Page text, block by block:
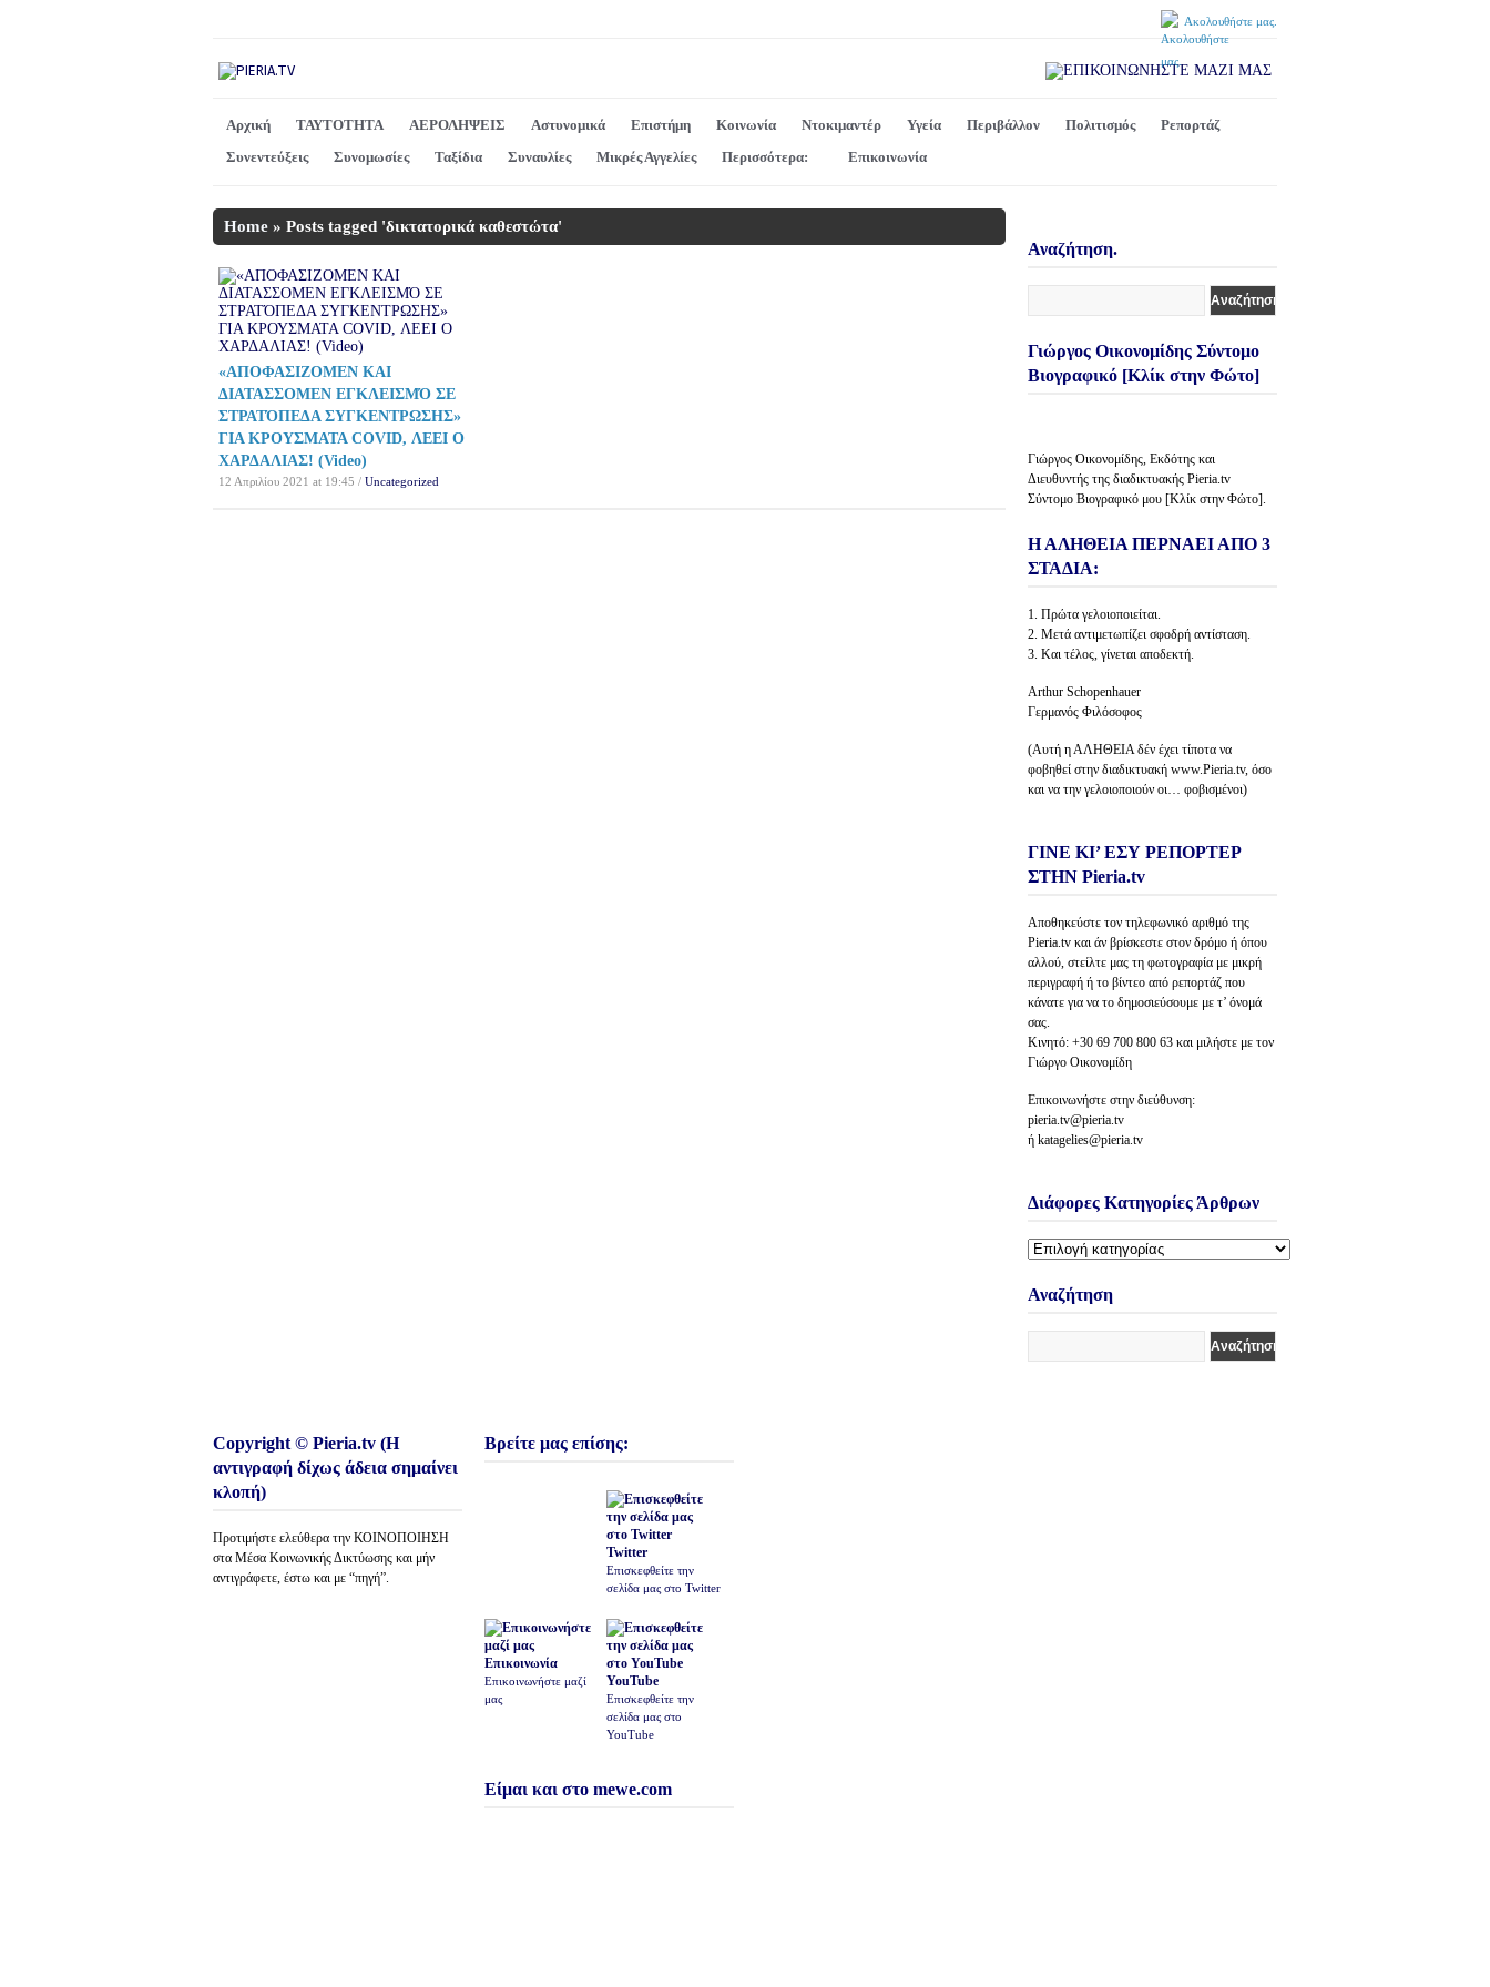
Ακολουθήστε μας.
Αρχική ΤΑΥΤΟΤΗΤΑ ΑΕΡΟΛΗΨΕΙΣ Αστυνομικά Επιστήμη Κοινωνία Ντοκιμαντέρ Υγεία Περιβάλλον Πολιτισμός
Ρεπορτάζ
Συνεντεύξεις
Συνομωσίες Ταξίδια Συναυλίες Μικρές Αγγελίες Περισσότερα: Επικοινωνία
Home » Posts tagged 'δικτατορικά καθεστώτα'
«ΑΠΟΦΑΣΙΖΟΜΕΝ ΚΑΙ
ΔΙΑΤΑΣΣΟΜΕΝ ΕΓΚΛΕΙΣΜΌ ΣΕ
ΣΤΡΑΤΌΠΕΔΑ ΣΥΓΚΕΝΤΡΩΣΗΣ»
ΓΙΑ ΚΡΟΥΣΜΑΤΑ COVID, ΛΕΕΙ Ο
ΧΑΡΔΑΛΙΑΣ! (Video)
12 Απριλίου 2021 at 19:45 / Uncategorized
Αναζήτηση.
Γιώργος Οικονομίδης Σύντομο
Βιογραφικό [Κλίκ στην Φώτο]
Γιώργος Οικονομίδης, Εκδότης και
Διευθυντής της διαδικτυακής Pieria.tv
Σύντομο Βιογραφικό μου [Κλίκ στην Φώτο].
Η ΑΛΗΘΕΙΑ ΠΕΡΝΑΕΙ ΑΠΟ 3
ΣΤΑΔΙΑ:
1. Πρώτα γελοιοποιείται.
2. Μετά αντιμετωπίζει σφοδρή αντίσταση.
3. Και τέλος, γίνεται αποδεκτή.
Arthur Schopenhauer
Γερμανός Φιλόσοφος
(Αυτή η ΑΛΗΘΕΙΑ δέν έχει τίποτα να
φοβηθεί στην διαδικτυακή www.Pieria.tv, όσο
και να την γελοιοποιούν οι… φοβισμένοι)
ΓΙΝΕ ΚΙ’ ΕΣΥ ΡΕΠΟΡΤΕΡ
ΣΤΗΝ Pieria.tv
Αποθηκεύστε τον τηλεφωνικό αριθμό της
Pieria.tv και άν βρίσκεστε στον δρόμο ή όπου
αλλού, στείλτε μας τη φωτογραφία με μικρή
περιγραφή ή το βίντεο από ρεπορτάζ που
κάνατε για να το δημοσιεύσουμε με τ’ όνομά
σας.
Κινητό: +30 69 700 800 63 και μιλήστε με τον
Γιώργο Οικονομίδη
Επικοινωνήστε στην διεύθυνση:
pieria.tv@pieria.tv
ή katagelies@pieria.tv
Διάφορες Κατηγορίες Άρθρων
Διάφορες
Άρθρων
Αναζήτηση
Copyright © Pieria.tv (Η
αντιγραφή δίχως άδεια σημαίνει
κλοπή)
Προτιμήστε ελεύθερα την ΚΟΙΝΟΠΟΙΗΣΗ
στα Μέσα Κοινωνικής Δικτύωσης και μήν
αντιγράφετε, έστω και με “πηγή”.
Βρείτε μας επίσης:
Twitter
Επισκεφθείτε την
σελίδα μας στο Twitter
Επικοινωνία
Επικοινωνήστε μαζί
μας
YouTube
Επισκεφθείτε την
σελίδα μας στο
YouTube
Είμαι και στο mewe.com